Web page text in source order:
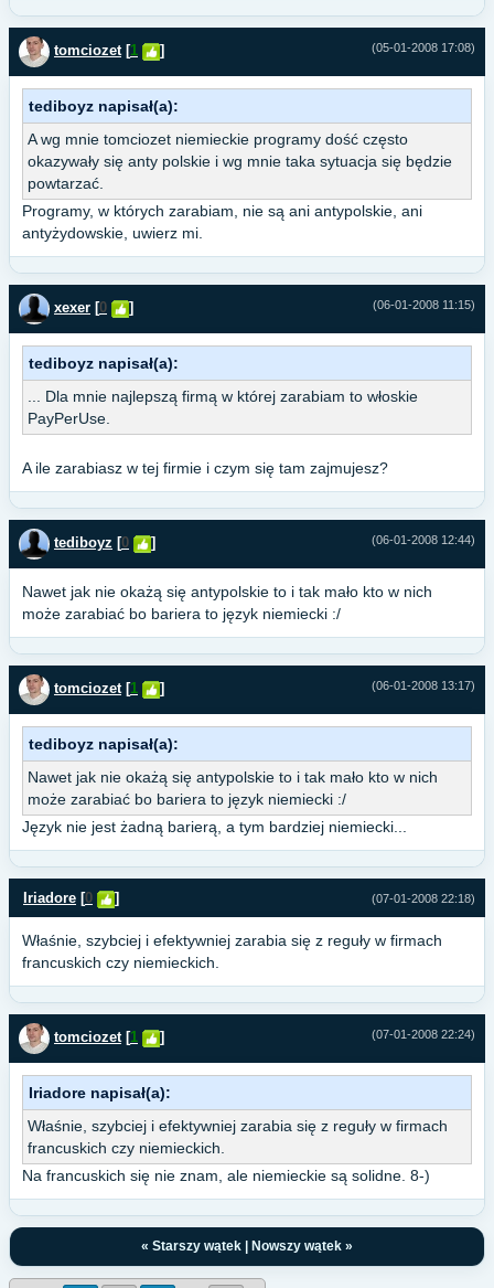
(05-01-2008 17:08)
tomciozet [1 ]
tediboyz napisał(a):
A wg mnie tomciozet niemieckie programy dość często
okazywały się anty polskie i wg mnie taka sytuacja się będzie
powtarzać.
Programy, w których zarabiam, nie są ani antypolskie, ani
antyżydowskie, uwierz mi.
(06-01-2008 11:15)
xexer [0 ]
tediboyz napisał(a):
... Dla mnie najlepszą firmą w której zarabiam to włoskie
PayPerUse.
A ile zarabiasz w tej firmie i czym się tam zajmujesz?
(06-01-2008 12:44)
tediboyz [0 ]
Nawet jak nie okażą się antypolskie to i tak mało kto w nich
może zarabiać bo bariera to język niemiecki :/
(06-01-2008 13:17)
tomciozet [1 ]
tediboyz napisał(a):
Nawet jak nie okażą się antypolskie to i tak mało kto w nich
może zarabiać bo bariera to język niemiecki :/
Język nie jest żadną barierą, a tym bardziej niemiecki...
(07-01-2008 22:18)
Iriadore [0 ]
Właśnie, szybciej i efektywniej zarabia się z reguły w firmach
francuskich czy niemieckich.
(07-01-2008 22:24)
tomciozet [1 ]
Iriadore napisał(a):
Właśnie, szybciej i efektywniej zarabia się z reguły w firmach
francuskich czy niemieckich.
Na francuskich się nie znam, ale niemieckie są solidne. 8-)
« Starszy wątek Nowszy wątek »